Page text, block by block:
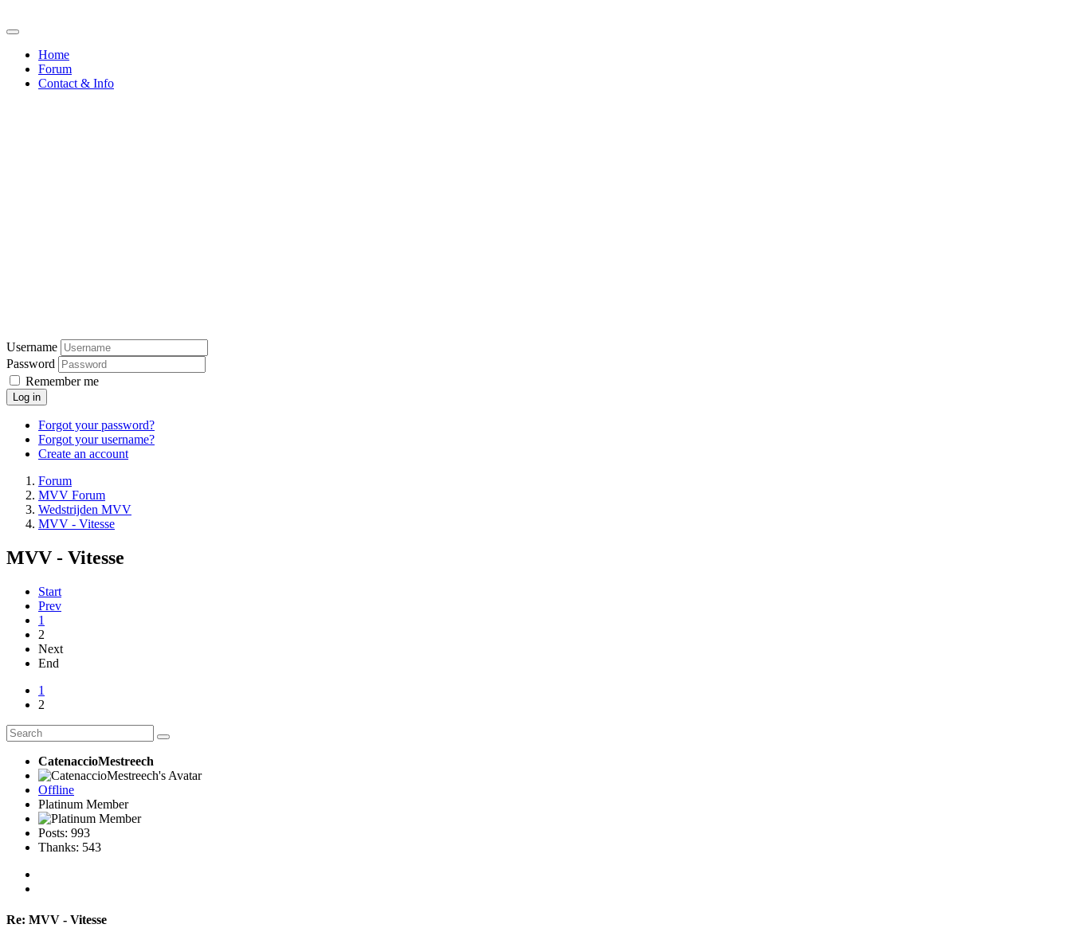
Home
Forum
Contact & Info
Username
Password
Remember me
Log in
Forgot your password?
Forgot your username?
Create an account
Forum
MVV Forum
Wedstrijden MVV
MVV - Vitesse
MVV - Vitesse
Start
Prev
1
2
Next
End
1
2
CatenaccioMestreech
Offline
Platinum Member
Posts: 993
Thanks: 543
Re: MVV - Vitesse